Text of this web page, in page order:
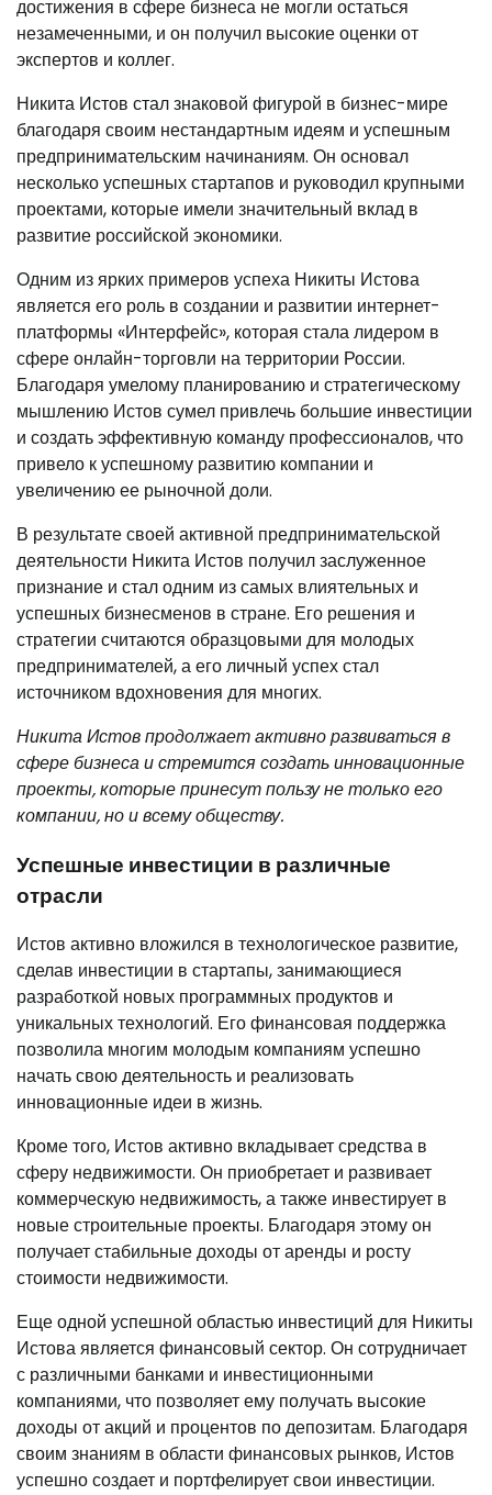
достижения в сфере бизнеса не могли остаться
незамеченными, и он получил высокие оценки от
экспертов и коллег.
Никита Истов стал знаковой фигурой в бизнес-мире
благодаря своим нестандартным идеям и успешным
предпринимательским начинаниям. Он основал
несколько успешных стартапов и руководил крупными
проектами, которые имели значительный вклад в
развитие российской экономики.
Одним из ярких примеров успеха Никиты Истова
является его роль в создании и развитии интернет-
платформы «Интерфейс», которая стала лидером в
сфере онлайн-торговли на территории России.
Благодаря умелому планированию и стратегическому
мышлению Истов сумел привлечь большие инвестиции
и создать эффективную команду профессионалов, что
привело к успешному развитию компании и
увеличению ее рыночной доли.
В результате своей активной предпринимательской
деятельности Никита Истов получил заслуженное
признание и стал одним из самых влиятельных и
успешных бизнесменов в стране. Его решения и
стратегии считаются образцовыми для молодых
предпринимателей, а его личный успех стал
источником вдохновения для многих.
Никита Истов продолжает активно развиваться в
сфере бизнеса и стремится создать инновационные
проекты, которые принесут пользу не только его
компании, но и всему обществу.
Успешные инвестиции в различные
отрасли
Истов активно вложился в технологическое развитие,
сделав инвестиции в стартапы, занимающиеся
разработкой новых программных продуктов и
уникальных технологий. Его финансовая поддержка
позволила многим молодым компаниям успешно
начать свою деятельность и реализовать
инновационные идеи в жизнь.
Кроме того, Истов активно вкладывает средства в
сферу недвижимости. Он приобретает и развивает
коммерческую недвижимость, а также инвестирует в
новые строительные проекты. Благодаря этому он
получает стабильные доходы от аренды и росту
стоимости недвижимости.
Еще одной успешной областью инвестиций для Никиты
Истова является финансовый сектор. Он сотрудничает
с различными банками и инвестиционными
компаниями, что позволяет ему получать высокие
доходы от акций и процентов по депозитам. Благодаря
своим знаниям в области финансовых рынков, Истов
успешно создает и портфелирует свои инвестиции.